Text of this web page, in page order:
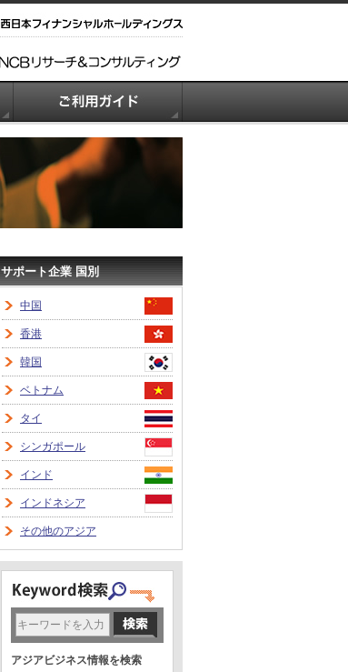
サポート企業 国別
中国
香港
韓国
ベトナム
タイ
シンガポール
インド
インドネシア
その他のアジア
アジアビジネス情報を検索